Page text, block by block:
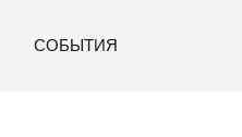
СОБЫТИЯ